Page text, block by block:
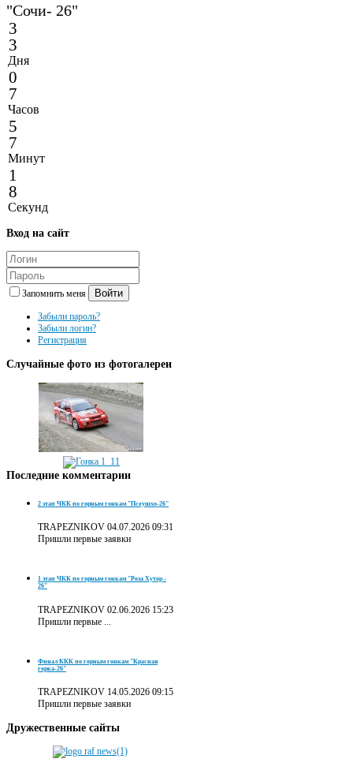
"Сочи- 26"
3
3
Дня
0
7
Часов
5
7
Минут
1
8
Секунд
Вход на сайт
Запомнить меня Войти
Забыли пароль?
Забыли логин?
Регистрация
Случайные фото из фотогалереи
Последние комментарии
2 этап ЧКК по горным гонкам "Псеушхо-26"
TRAPEZNIKOV 04.07.2026 09:31
Пришли первые заявки
1 этап ЧКК по горным гонкам "Роза Хутор -
26"
TRAPEZNIKOV 02.06.2026 15:23
Пришли первые ...
Финал ККК по горным гонкам "Красная
горка-26"
TRAPEZNIKOV 14.05.2026 09:15
Пришли первые заявки
Дружественные сайты